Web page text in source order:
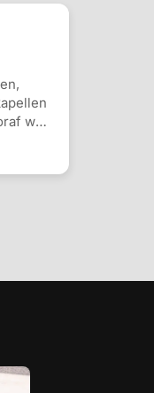
was
snel